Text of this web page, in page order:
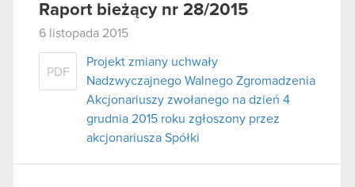
Raport bieżący nr 28/2015
6 listopada 2015
PDF
Projekt zmiany uchwały
Nadzwyczajnego Walnego Zgromadzenia
Akcjonariuszy zwołanego na dzień 4
grudnia 2015 roku zgłoszony przez
akcjonariusza Spółki